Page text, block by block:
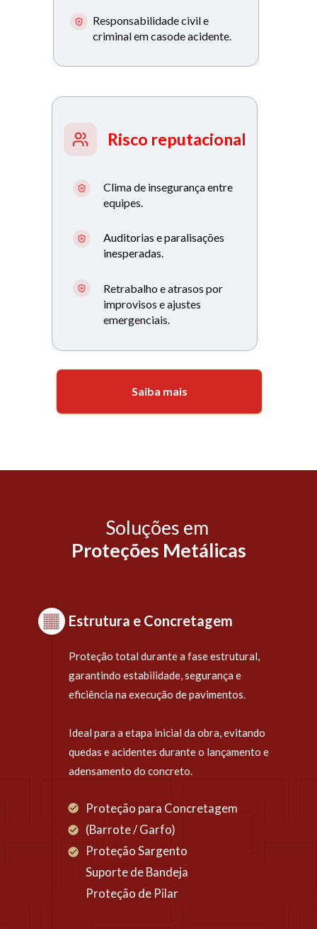
Risco reputacional
Auditorias e paralisações
inesperadas.
Responsabilidade civil e
criminal em casode acidente.
Clima de insegurança entre
equipes.
ou madeiras sem certificação.
Retrabalho e atrasos por
improvisos e ajustes
emergenciais.
Saiba mais
Proteções Metálicas
Estrutura e Concretagem
Proteção total durante a fase estrutural,
garantindo estabilidade, segurança e
eficiência na execução de pavimentos.
Ideal para a etapa inicial da obra, evitando
quedas e acidentes durante o lançamento e
adensamento do concreto.
Proteção para Concretagem
(Barrote / Garfo)
Proteção Sargento
Suporte de Bandeja
Proteção de Pilar